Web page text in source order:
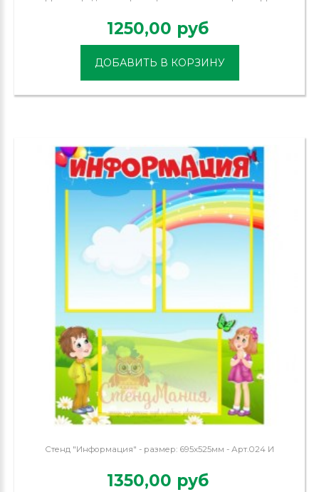
1250,00 руб
ДОБАВИТЬ В КОРЗИНУ
Стенд "Информация" - размер: 695х525мм - Арт.024 И
1350,00 руб